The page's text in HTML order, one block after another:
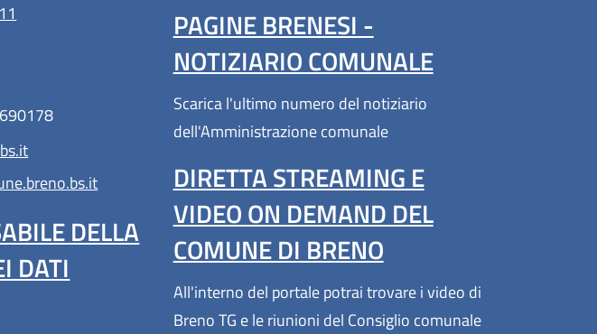
DELLA
DATI
PAGINE BRENESI -
NOTIZIARIO COMUNALE
Scarica l'ultimo numero del notiziario
dell'Amministrazione comunale
DIRETTA STREAMING E
VIDEO ON DEMAND DEL
COMUNE DI BRENO
All'interno del portale potrai trovare i video di
Breno TG e le riunioni del Consiglio comunale